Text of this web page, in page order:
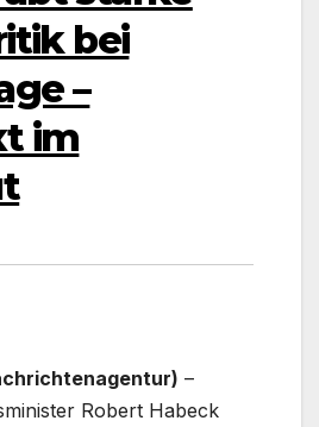
bei
–
im
–
Robert Habeck